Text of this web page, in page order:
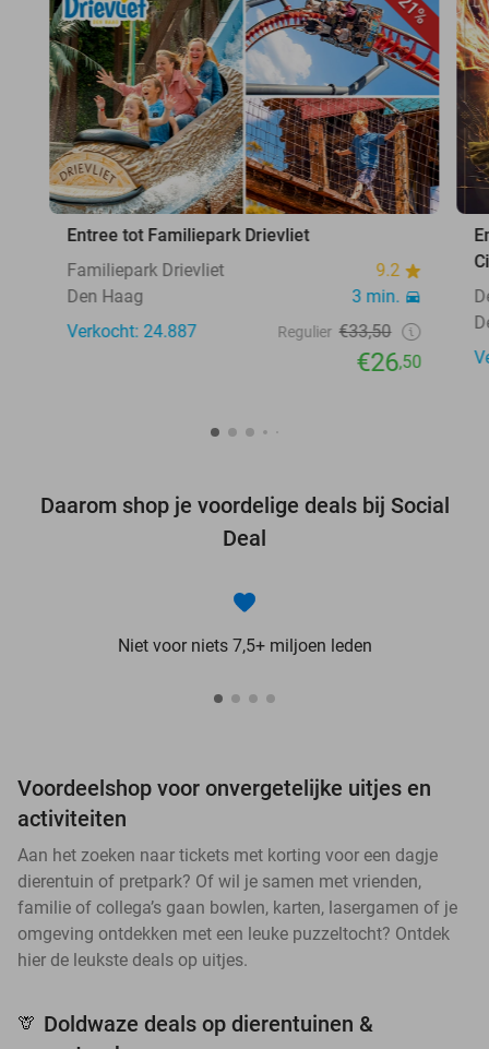
21%
Entree tot Familiepark Drievliet
Familiepark Drievliet
9.2
Den Haag
3 min.
Verkocht: 24.887
Regulier €33,50
€26,50
Daarom shop je voordelige deals bij Social
Deal
Niet voor niets 7,5+ miljoen leden
Voordeelshop voor onvergetelijke uitjes en
activiteiten
Aan het zoeken naar tickets met korting voor een dagje
dierentuin of pretpark? Of wil je samen met vrienden,
familie of collega’s gaan bowlen, karten, lasergamen of je
omgeving ontdekken met een leuke puzzeltocht? Ontdek
hier de leukste deals op uitjes.
🦒 Doldwaze deals op dierentuinen &